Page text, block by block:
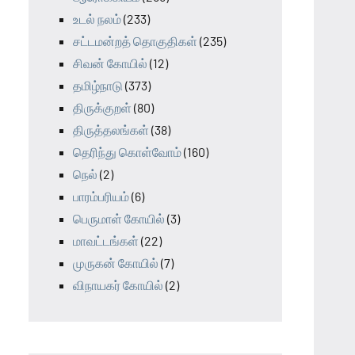
உடல் நலம்(233)
சட்டமன்றத் தொகுதிகள் (235)
சிவன் கோயில் (12)
தமிழ்நாடு (373)
திருக்குறள் (80)
திருத்தலங்கள் (38)
தெரிந்து கொள்வோம்(160)
நெல் (2)
பாரம்பரியம்(6)
பெருமாள் கோயில் (3)
மாவட்டங்கள் (22)
முருகன் கோயில் (7)
விநாயகர் கோயில் (2)